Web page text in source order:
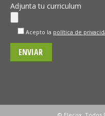
Adjunta tu curriculum
Acepto la política de